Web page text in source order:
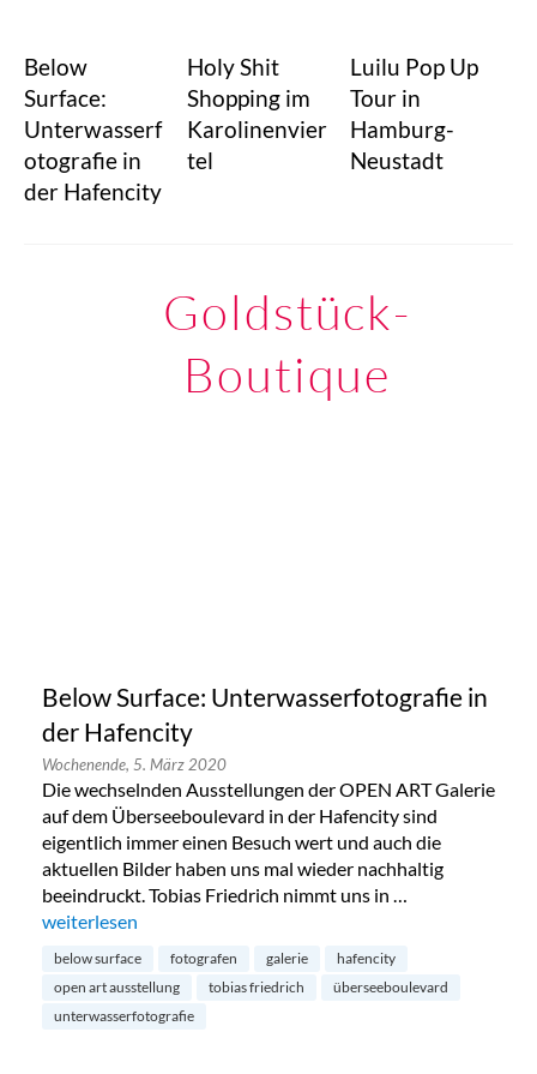
Below
Surface:
Unterwasserf
otografie in
der Hafencity
Holy Shit
Shopping im
Karolinenvier
tel
Luilu Pop Up
Tour in
Hamburg-
Neustadt
Goldstück-
Boutique
Below Surface: Unterwasserfotografie in
der Hafencity
Wochenende, 5. März 2020
Die wechselnden Ausstellungen der OPEN ART Galerie
auf dem Überseeboulevard in der Hafencity sind
eigentlich immer einen Besuch wert und auch die
aktuellen Bilder haben uns mal wieder nachhaltig
beeindruckt. Tobias Friedrich nimmt uns in …
„Below Surface: Unterwasserfotografie in der Hafencity“
weiterlesen
below surface fotografen galerie
hafencity
open art ausstellung
tobias friedrich
überseeboulevard
unterwasserfotografie